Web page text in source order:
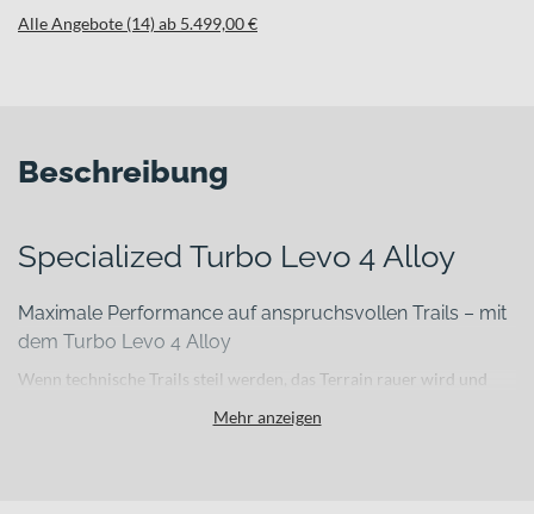
Alle Angebote (14) ab 5.499,00 €
Beschreibung
Specialized Turbo Levo 4 Alloy
Maximale Performance auf anspruchsvollen Trails – mit
dem Turbo Levo 4 Alloy
Wenn technische Trails steil werden, das Terrain rauer wird und
Mountainbike, das dich spürbar unterstützt, ohne an Kontrolle
Mehr anzeigen